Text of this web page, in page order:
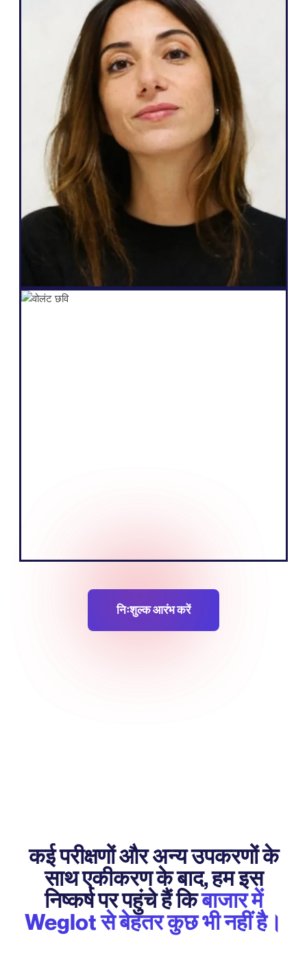
" Weglot यह बहुत बढ़िया है, क्योंकि यह मेरी
आवश्यकताओं के अनुरूप है और मैं अपने ग्राहकों से जो
वादा कर सकता हूं, वह यह है: बहुभाषी होने का एक आसान
तरीका, उनकी वेबसाइट पर पूर्ण स्वायत्तता, अधिक लीड
उत्पन्न करना, तथा यह सब कुछ ही क्लिक में करने की
क्षमता।"
सलोमी अमर
निःशुल्क आरंभ करें
कई परीक्षणों और अन्य उपकरणों के
साथ एकीकरण के बाद, हम इस
निष्कर्ष पर पहुंचे हैं किबाजार में
Weglot से बेहतर कुछ भी नहीं है।